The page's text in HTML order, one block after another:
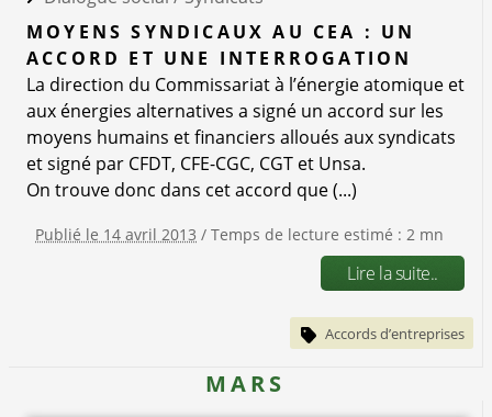
MOYENS SYNDICAUX AU CEA : UN
ACCORD ET UNE INTERROGATION
La direction du Commissariat à l’énergie atomique et
aux énergies alternatives a signé un accord sur les
moyens humains et financiers alloués aux syndicats
et signé par CFDT, CFE-CGC, CGT et Unsa.
On trouve donc dans cet accord que (...)
Publié le 14 avril 2013 / Temps de lecture estimé : 2 mn
Lire la suite..
Accords d’entreprises
MARS